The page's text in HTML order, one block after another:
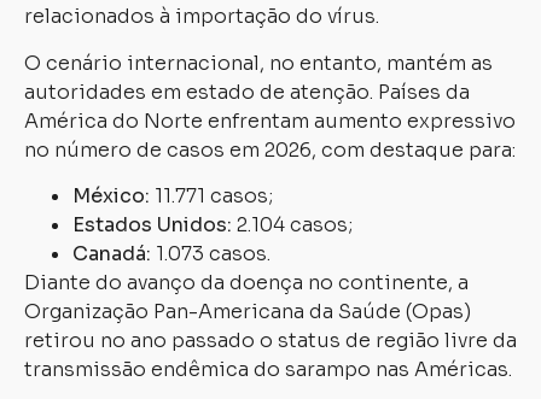
relacionados à importação do vírus.
O cenário internacional, no entanto, mantém as
autoridades em estado de atenção. Países da
América do Norte enfrentam aumento expressivo
no número de casos em 2026, com destaque para:
México: 11.771 casos;
Estados Unidos: 2.104 casos;
Canadá: 1.073 casos.
Diante do avanço da doença no continente, a
Organização Pan-Americana da Saúde (Opas)
retirou no ano passado o status de região livre da
transmissão endêmica do sarampo nas Américas.